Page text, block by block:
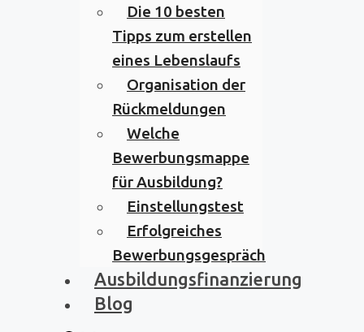
Die 10 besten
Tipps zum erstellen
eines Lebenslaufs
Organisation der
Rückmeldungen
Welche
Bewerbungsmappe
für Ausbildung?
Einstellungstest
Erfolgreiches
Bewerbungsgespräch
Ausbildungsfinanzierung
Blog